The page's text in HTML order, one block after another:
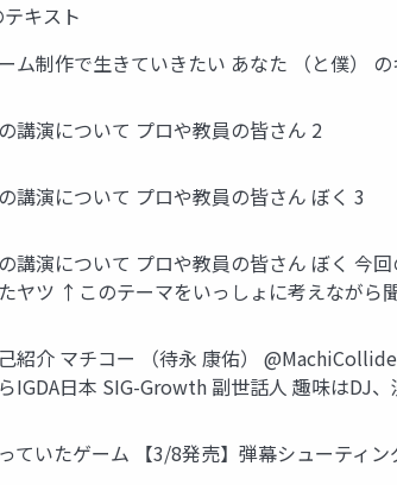
キスト
ム制作で生きていきたい あなた （と僕）
講演について プロや教員の皆さん 2
講演について プロや教員の皆さん ぼく 3
講演について プロや教員の皆さん ぼく 今
ヤツ ↑このテーマをいっしょに考えながら
紹介 マチコー （待永 康佑）
IGDA日本 SIG-Growth 副世話人 趣味はDJ
ていたゲーム 【3/8発売】弾幕シューティ